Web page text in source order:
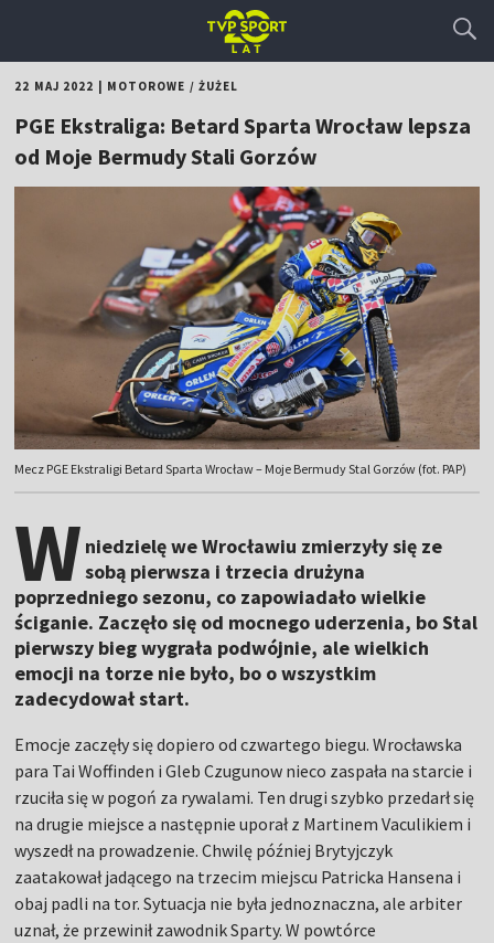
22 MAJ 2022 MOTOROWE / ŻUŻEL
PGE Ekstraliga: Betard Sparta Wrocław lepsza
od Moje Bermudy Stali Gorzów
Mecz PGE Ekstraligi Betard Sparta Wrocław – Moje Bermudy Stal Gorzów (fot. PAP)
W niedzielę we Wrocławiu zmierzyły się ze
sobą pierwsza i trzecia drużyna
poprzedniego sezonu, co zapowiadało wielkie
ściganie. Zaczęło się od mocnego uderzenia, bo Stal
pierwszy bieg wygrała podwójnie, ale wielkich
emocji na torze nie było, bo o wszystkim
zadecydował start.
Emocje zaczęły się dopiero od czwartego biegu. Wrocławska
para Tai Woffinden i Gleb Czugunow nieco zaspała na starcie i
rzuciła się w pogoń za rywalami. Ten drugi szybko przedarł się
na drugie miejsce a następnie uporał z Martinem Vaculikiem i
wyszedł na prowadzenie. Chwilę później Brytyjczyk
zaatakował jadącego na trzecim miejscu Patricka Hansena i
obaj padli na tor. Sytuacja nie była jednoznaczna, ale arbiter
uznał, że przewinił zawodnik Sparty. W powtórce